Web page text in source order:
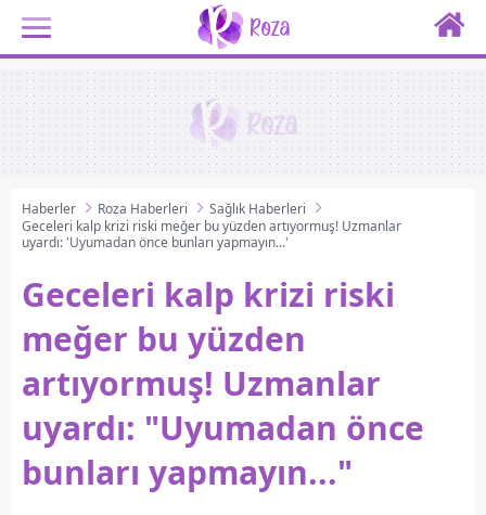
Haberler Roza Haberleri
Sağlık Haberleri
Geceleri kalp krizi riski meğer bu yüzden artıyormuş! Uzmanlar
uyardı: 'Uyumadan önce bunları yapmayın...'
Geceleri kalp krizi riski
meğer bu yüzden
artıyormuş! Uzmanlar
uyardı: "Uyumadan önce
bunları yapmayın..."